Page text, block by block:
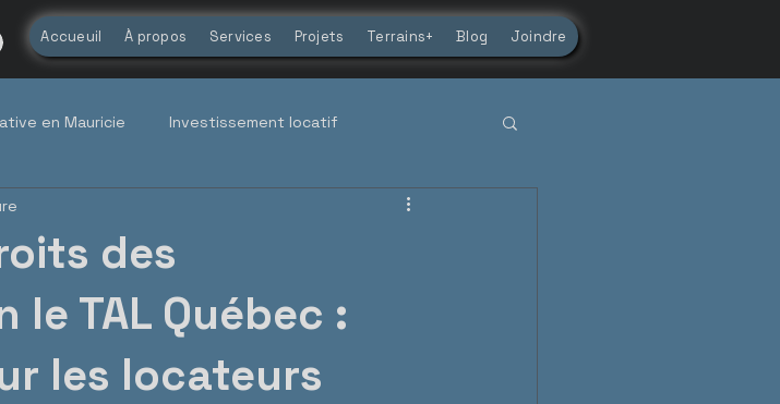
Accueuil À propos Services Projets Terrains+ Blog Joindre
en Mauricie Investissement locatif
(TAL)
p
des
TAL Québec :
les locateurs